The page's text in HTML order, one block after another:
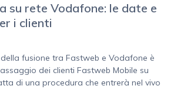
su rete Vodafone: le date e
i clienti
fusione tra Fastweb e Vodafone è
dei clienti Fastweb Mobile su
di una procedura che entrerà nel vivo